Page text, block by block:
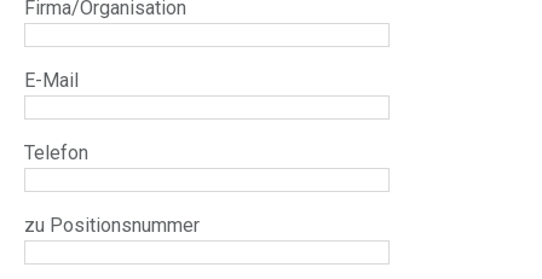
Firma/Organisation
E-Mail
Telefon
zu Positionsnummer